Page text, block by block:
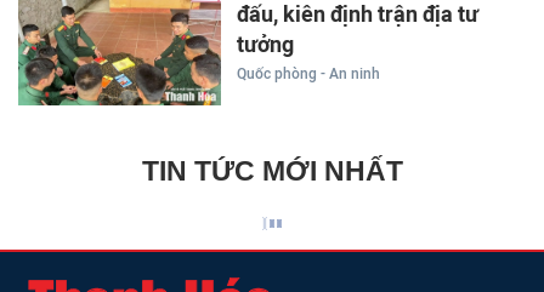
đấu, kiên định trận địa tư
tưởng
Quốc phòng - An ninh
TIN TỨC MỚI NHẤT